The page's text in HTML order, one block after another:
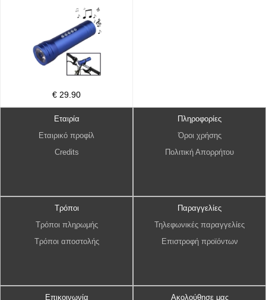
€ 29.90
Εταιρία
Εταιρικό προφίλ
Credits
Πληροφορίες
Όροι χρήσης
Πολιτική Απορρήτου
Τρόποι
Τρόποι πληρωμής
Τρόποι αποστολής
Παραγγελίες
Τηλεφωνικές παραγγελίες
Επιστροφή προϊόντων
Επικοινωνία Ακολούθησε μας